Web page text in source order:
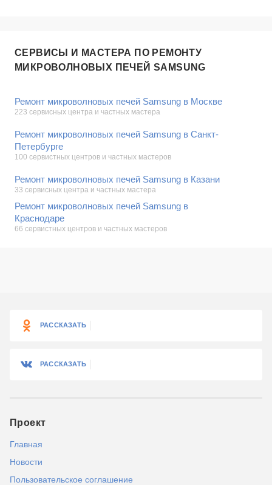
СЕРВИСЫ И МАСТЕРА ПО РЕМОНТУ
МИКРОВОЛНОВЫХ ПЕЧЕЙ SAMSUNG
Ремонт микроволновых печей Samsung в Москве
223 сервисных центра и частных мастера
Ремонт микроволновых печей Samsung в Санкт-
Петербурге
100 сервистных центров и частных мастеров
Ремонт микроволновых печей Samsung в Казани
33 сервисных центра и частных мастера
Ремонт микроволновых печей Samsung в
Краснодаре
66 сервистных центров и частных мастеров
РАССКАЗАТЬ
РАССКАЗАТЬ
Проект
Главная
Новости
Пользовательское соглашение